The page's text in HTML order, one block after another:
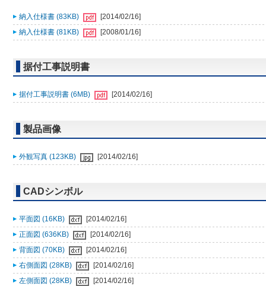
納入仕様書 (83KB)
[2014/02/16]
納入仕様書 (81KB)
[2008/01/16]
据付工事説明書
据付工事説明書 (6MB) [2014/02/16]
製品画像
外観写真 (123KB) [2014/02/16]
CADシンボル
平面図 (16KB)
[2014/02/16]
正面図 (636KB)
[2014/02/16]
背面図 (70KB)
[2014/02/16]
右側面図 (28KB)
[2014/02/16]
左側面図 (28KB)
[2014/02/16]